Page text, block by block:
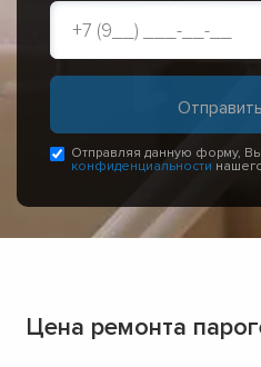
Отправляя данную форму,
конфиденциальности
Цена ремонта